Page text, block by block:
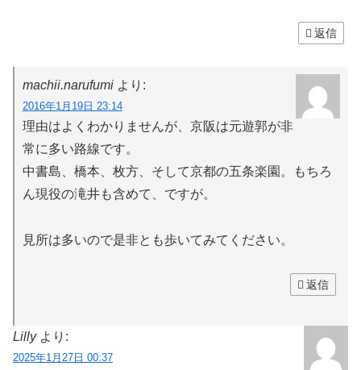
返信
machii.narufumi より:
2016年1月19日 23:14
理由はよくわかりませんが、京阪は元遊郭が非
常に多い路線です。
中書島、橋本、枚方、そして京都の五条楽園。もちろ
ん現役の滝井も含めて、ですが。
見所は多いので是非とも歩いてみてください。
返信
Lilly より:
2025年1月27日 00:37